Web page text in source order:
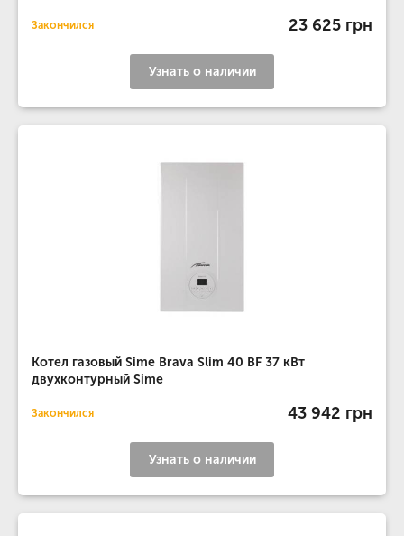
Закончился 23 625 грн
Узнать о наличии
Котел газовый Sime Brava Slim 40 BF 37 кВт
двухконтурный Sime
Закончился 43 942 грн
Узнать о наличии